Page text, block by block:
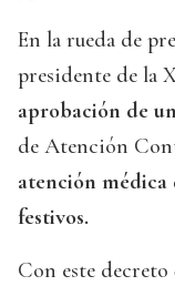
En la rueda de
presidente de la
aprobación de
de Atención
atención médica
festivos.
Con este